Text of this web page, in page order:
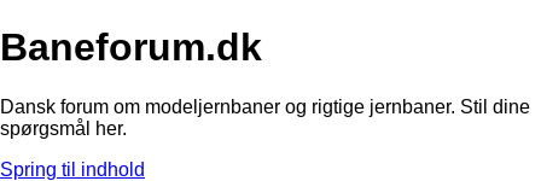
Baneforum.dk
Dansk forum om modeljernbaner og rigtige jernbaner. Stil dine
spørgsmål her.
Spring til indhold